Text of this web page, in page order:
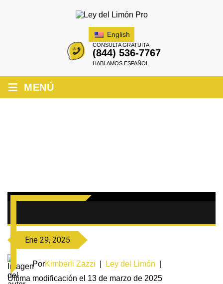
English
CONSULTA GRATUITA
(844) 536-7767
HABLAMOS ESPAÑOL
≡ MENÚ
Ene 29, 2025
PorKimberli Zazzi Ley del Limón
Última modificación el 13 de marzo de 2025